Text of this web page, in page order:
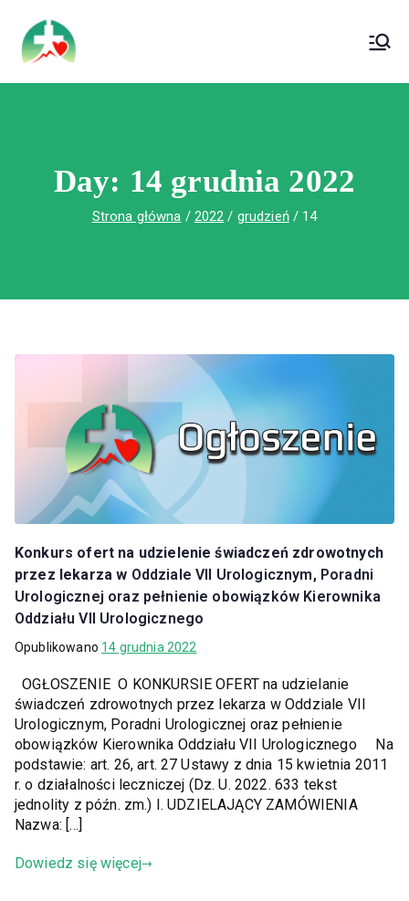
treści
Wojewódzki Szpital Specjalistyczny im.
Św. Rafała w Czerwonej Górze
Day: 14 grudnia 2022
Strona główna 2022 grudzień 14
Konkurs ofert na udzielenie świadczeń zdrowotnych
przez lekarza w Oddziale VII Urologicznym, Poradni
Urologicznej oraz pełnienie obowiązków Kierownika
Oddziału VII Urologicznego
Opublikowano 14 grudnia 2022
OGŁOSZENIE O KONKURSIE OFERT na udzielanie
świadczeń zdrowotnych przez lekarza w Oddziale VII
Urologicznym, Poradni Urologicznej oraz pełnienie
obowiązków Kierownika Oddziału VII Urologicznego Na
podstawie: art. 26, art. 27 Ustawy z dnia 15 kwietnia 2011
r. o działalności leczniczej (Dz. U. 2022. 633 tekst
jednolity z późn. zm.) I. UDZIELAJĄCY ZAMÓWIENIA
Nazwa: […]
Dowiedz się więcej